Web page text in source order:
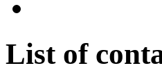
List of